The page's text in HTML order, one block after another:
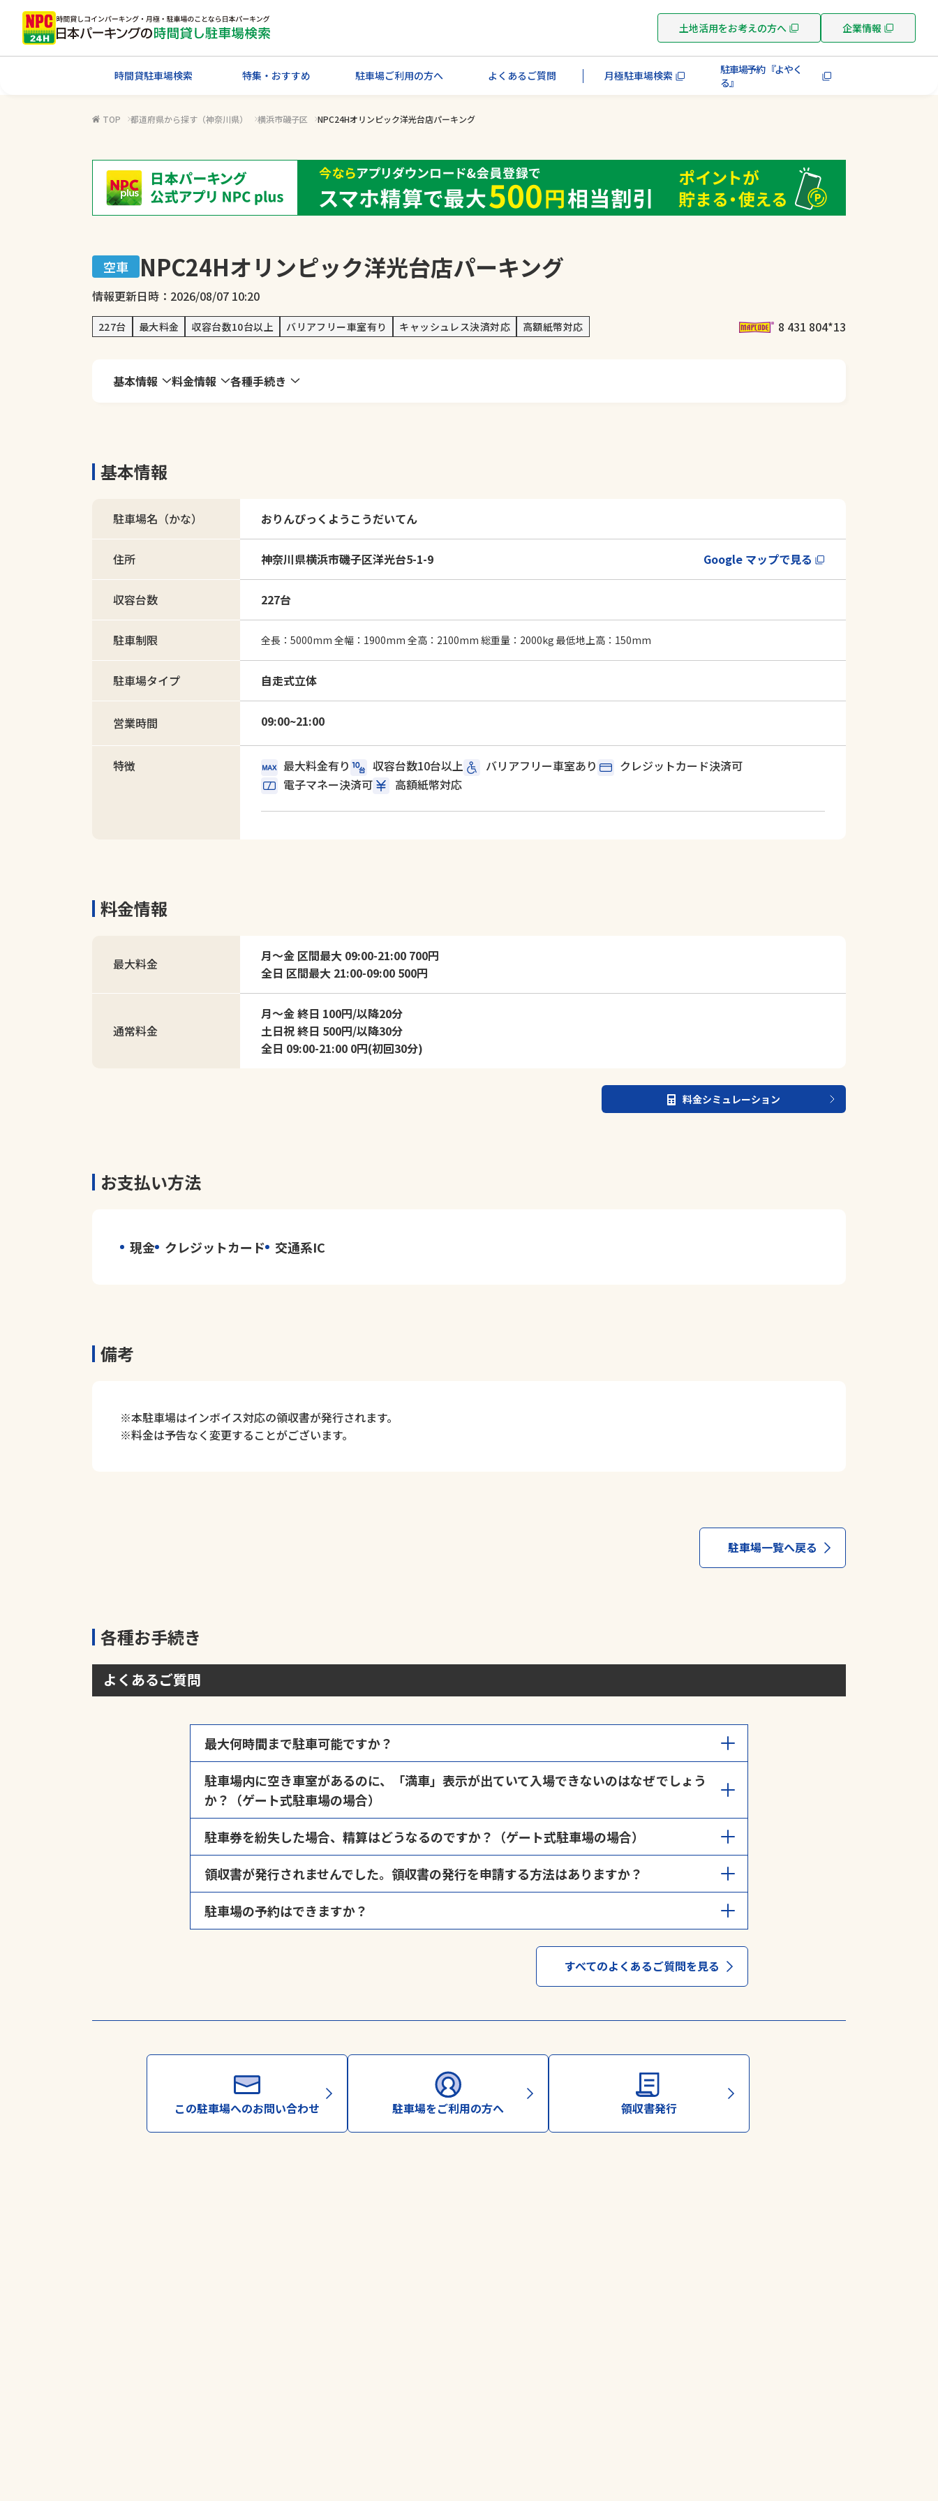
土地活用をお考えの方へ 企業情報
時間貸駐車場検索 特集・おすすめ 駐車場ご利用の方へ よくあるご質問 月極駐車場検索
駐車場予約 『よやく
る』
TOP 都道府県から探す（神奈川県） 横浜市磯子区 NPC24Hオリンピック洋光台店パーキング
空車 NPC24Hオリンピック洋光台店パーキング
情報更新日時：2026/08/07 10:20
227台 最大料金 収容台数10台以上 バリアフリー車室有り キャッシュレス決済対応 高額紙幣対応 8 431 804*13
基本情報 料金情報 各種手続き
基本情報
駐車場名（かな） おりんぴっくようこうだいてん
住所 神奈川県横浜市磯子区洋光台5-1-9 Google マップで見る
収容台数 227台
駐車制限 全長：5000mm 全幅：1900mm 全高：2100mm 総重量：2000kg 最低地上高：150mm
駐車場タイプ 自走式立体
営業時間 09:00~21:00
特徴 最大料金有り 収容台数10台以上 バリアフリー車室あり
クレジットカード決済可
電子マネー決済可
高額紙幣対応
料金情報
最大料金
月～金 区間最大 09:00-21:00 700円
全日 区間最大 21:00-09:00 500円
通常料金
月～金 終日 100円/以降20分
土日祝 終日 500円/以降30分
全日 09:00-21:00 0円(初回30分)
料金シミュレーション
お支払い方法
現金 クレジットカード 交通系IC
備考
※本駐車場はインボイス対応の領収書が発行されます。
※料金は予告なく変更することがございます。
駐車場一覧へ戻る
各種お手続き
よくあるご質問
最大何時間まで駐車可能ですか？
駐車場の封鎖など運営状況が変化することがございますので、原則として入庫から最長48時間までとなっておりま
す。ご利用時間が入庫から48時間を超えることが想定される場合は、入庫時に「
」よりご連絡くださ
い。
駐車場内に空き車室があるのに、「満車」表示が出ていて入場できないのはなぜでしょう
か？（ゲート式駐車場の場合）
ゲート管理の駐車場では、時間貸しと月極が併用されている場合がございます。この場合の空き車室は、月極契約者
駐車券を紛失した場合、精算はどうなるのですか？（ゲート式駐車場の場合）
出口精算機にて「駐車券紛失」ボタンを押下し、表示された料金をお支払いのうえ出庫ください。
領収書が発行されませんでした。領収書の発行を申請する方法はありますか？
用紙切れによりご迷惑をおかけしました。領収書の再発行は、
から申請することができます。
※上記以外（月極駐車場・予約制駐車場等）ではご利用いただくことはできません。
※領収書の受け取り方法は、➀WEB発行（メール）➁郵送のどちらかになります。
駐車場の予約はできますか？
駐車場によっては予約可能な場合もございます。詳しくは当社駐車場予約サービス「よやくる
」からご確認くださ
すべてのよくあるご質問を見る
この駐車場へのお問い合わせ 駐車場をご利用の方へ 領収書発行